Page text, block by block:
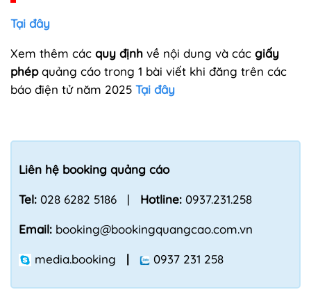
Tại đây
Xem thêm các quy định về nội dung và các giấy
phépquảng cáo trong 1 bài viết khi đăng trên các
báo điện tử năm 2025 Tại đây
Liên hệ booking quảng cáo
Tel: 028 6282 5186 | Hotline: 0937.231.258
Email: booking@bookingquangcao.com.vn
media.booking | 0937 231 258